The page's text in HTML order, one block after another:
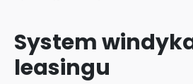
System
leasingu